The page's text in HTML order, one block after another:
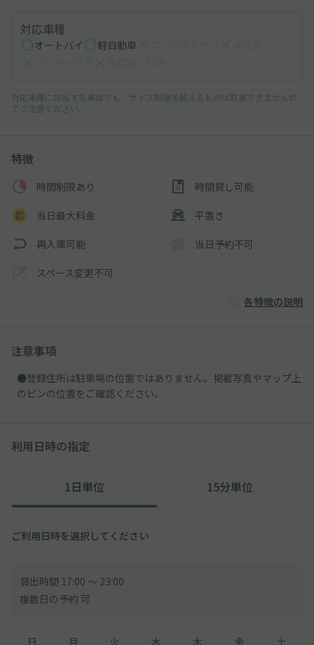
対応車種
オートバイ 軽自動車
対応車種に該当する車両でも、サイズ制限を超えるものは駐車できませんの
でご注意ください。
特徴
時間制限あり 時間貸し可能
当日最大料金 平置き
再入庫可能 当日予約不可
スペース変更不可
各特徴の説明
注意事項
●登録住所は駐車場の位置ではありません。掲載写真やマップ上
のピンの位置をご確認ください。
利用日時の指定
1日単位 15分単位
ご利用日時を選択してください
貸出時間 17:00 〜 23:00
複数日の予約 可
日 月 火 水 木 金 土